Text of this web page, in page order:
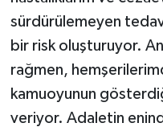
sürdürülemeyen
bir risk oluşturuyor.
rağmen,
kamuoyunun
veriyor. Adaletin